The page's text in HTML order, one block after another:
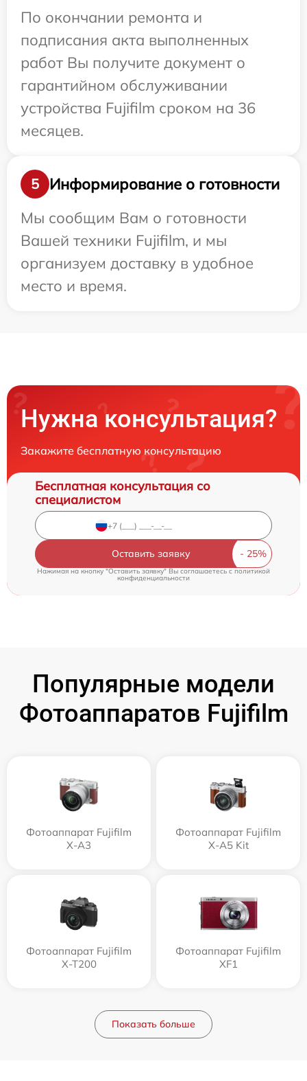
По окончании ремонта и
подписания акта выполненных
работ Вы получите документ о
гарантийном обслуживании
устройства Fujifilm сроком на 36
месяцев.
5
Информирование о готовности
Мы сообщим Вам о готовности
Вашей техники Fujifilm, и мы
организуем доставку в удобное
место и время.
Нужна консультация?
Закажите бесплатную консультацию
Бесплатная консультация со
специалистом
Оставить заявку
Нажимая на кнопку "Оставить заявку" Вы соглашаетесь c политикой
конфиденциальности
Популярные модели
Фотоаппаратов Fujifilm
Фотоаппарат Fujifilm
X-A3
Фотоаппарат Fujifilm
X-A5 Kit
Фотоаппарат Fujifilm
X-T200
Фотоаппарат Fujifilm
XF1
Показать больше